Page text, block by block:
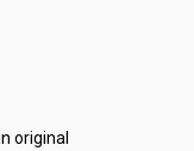
original